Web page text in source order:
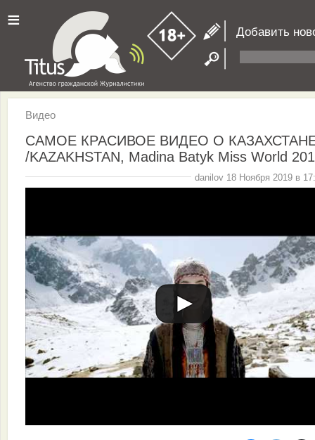
≡ Добавить
Видео
САМОЕ КРАСИВОЕ ВИДЕО О
/KAZAKHSTAN, Madina Batyk Miss World
danilov 18 Ноября 2019 в